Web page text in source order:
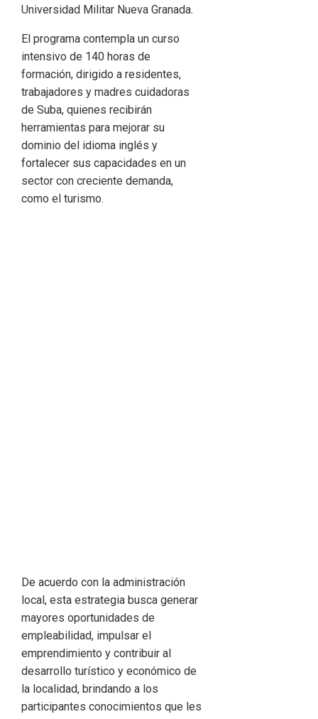
Universidad Militar Nueva Granada.
El programa contempla un curso
intensivo de 140 horas de
formación, dirigido a residentes,
trabajadores y madres cuidadoras
de Suba, quienes recibirán
herramientas para mejorar su
dominio del idioma inglés y
fortalecer sus capacidades en un
sector con creciente demanda,
como el turismo.
De acuerdo con la administración
local, esta estrategia busca generar
mayores oportunidades de
empleabilidad, impulsar el
emprendimiento y contribuir al
desarrollo turístico y económico de
la localidad, brindando a los
participantes conocimientos que les